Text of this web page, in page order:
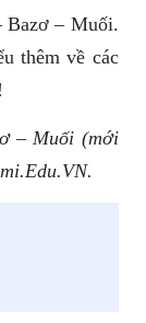
Bazơ – Muối.
thêm về các
– Muối (mới